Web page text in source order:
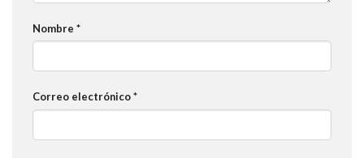
Nombre *
Correo electrónico*